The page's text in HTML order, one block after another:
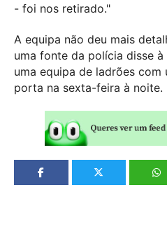
- foi nos retirado."
A equipa não deu mais
uma fonte da polícia disse à
uma equipa de ladrões com
porta na sexta-feira à noite.